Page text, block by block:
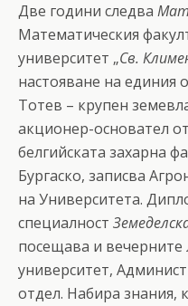
Две години следва
Математическия
университет „Св.
настояване на единия
Тотев – крупен
акционер-основател
белгийската захарна
Бургаско, записва
на Университета.
специалност
посещава и
университет,
отдел. Набира знания,